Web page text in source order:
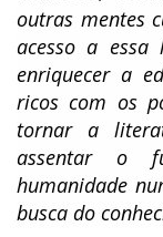
outras mentes
acesso a essa
enriquecer a
ricos com os
tornar a
assentar o
humanidade
busca do